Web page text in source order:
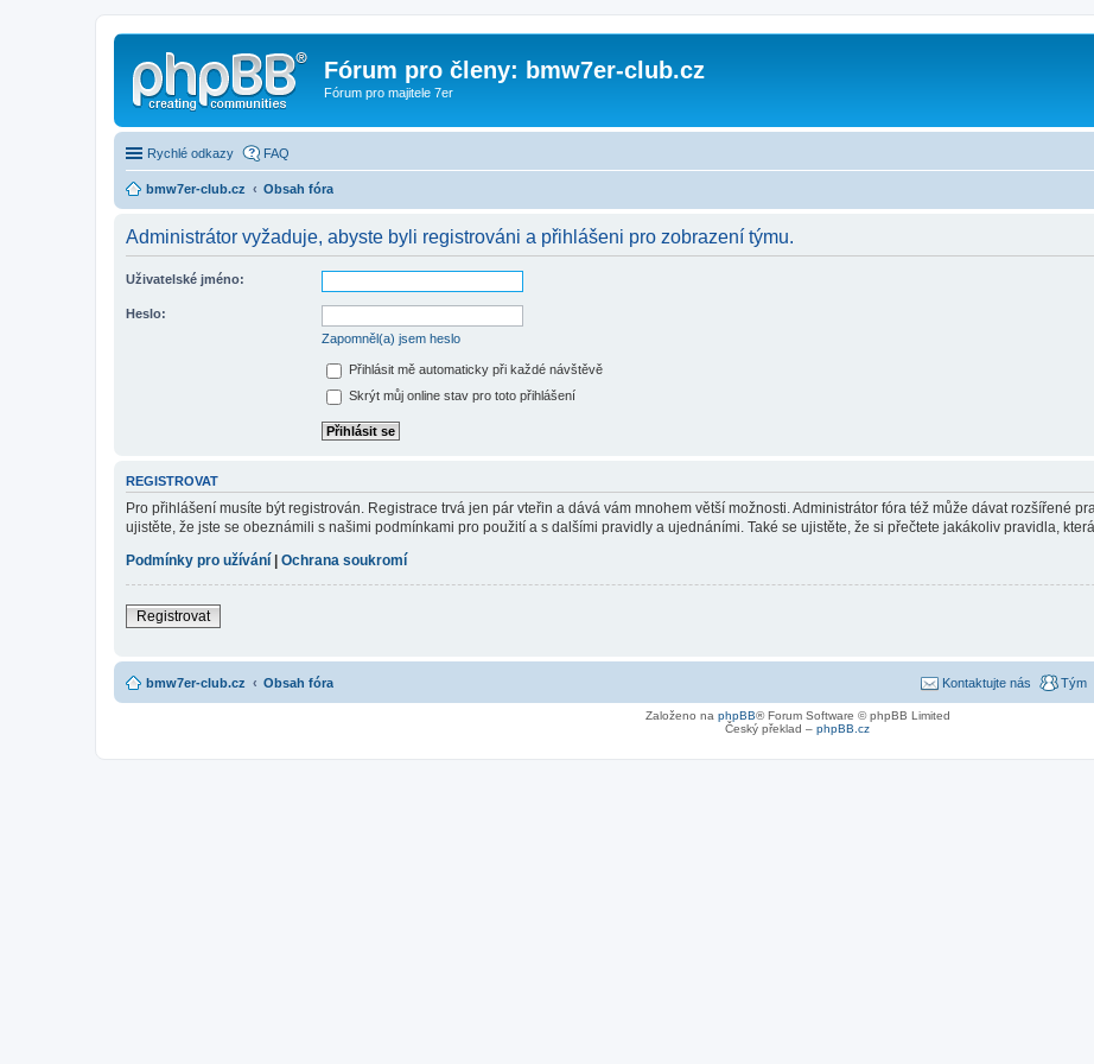
Fórum pro členy: bmw7er-club.cz
Fórum pro majitele 7er
Rychlé odkazy FAQ
bmw7er-club.cz Obsah fóra
Administrátor vyžaduje, abyste byli registrováni a přihlášeni pro zobrazení týmu.
Uživatelské jméno:
Heslo:
Zapomněl(a) jsem heslo
Přihlásit mě automaticky při každé návštěvě
Skrýt můj online stav pro toto přihlášení
REGISTROVAT
Pro přihlášení musíte být registrován. Registrace trvá jen pár vteřin a dává vám mnohem větší možnosti. Administrátor fóra též může dávat rozšířené
ujistěte, že jste se obeznámili s našimi podmínkami pro použití a s dalšími pravidly a ujednáními. Také se ujistěte, že si přečtete jakákoliv pravidla,
Podmínky pro užívání
Ochrana soukromí
Registrovat
bmw7er-club.cz Obsah fóra Tým
Kontaktujte nás
Založeno na phpBB® Forum Software © phpBB Limited
Český překlad – phpBB.cz